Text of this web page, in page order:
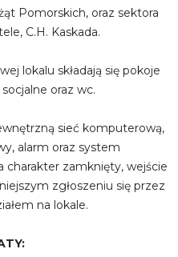
Pomorskich, oraz sektora
C.H. Kaskada.
lokalu składają się pokoje
oraz wc.
sieć komputerową,
alarm oraz system
charakter zamknięty, wejście
zgłoszeniu się przez
na lokale.